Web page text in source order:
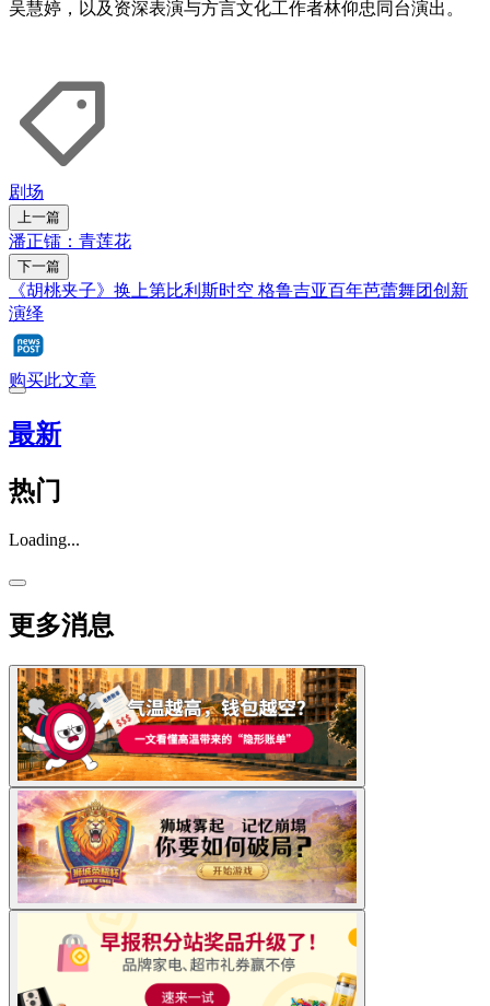
吴慧婷，以及资深表演与方言文化工作者林仰忠同台演出。
剧场
上一篇
潘正镭：青莲花
下一篇
《胡桃夹子》换上第比利斯时空 格鲁吉亚百年芭蕾舞团创新
演绎
购买此文章
最新
热门
Loading...
更多消息